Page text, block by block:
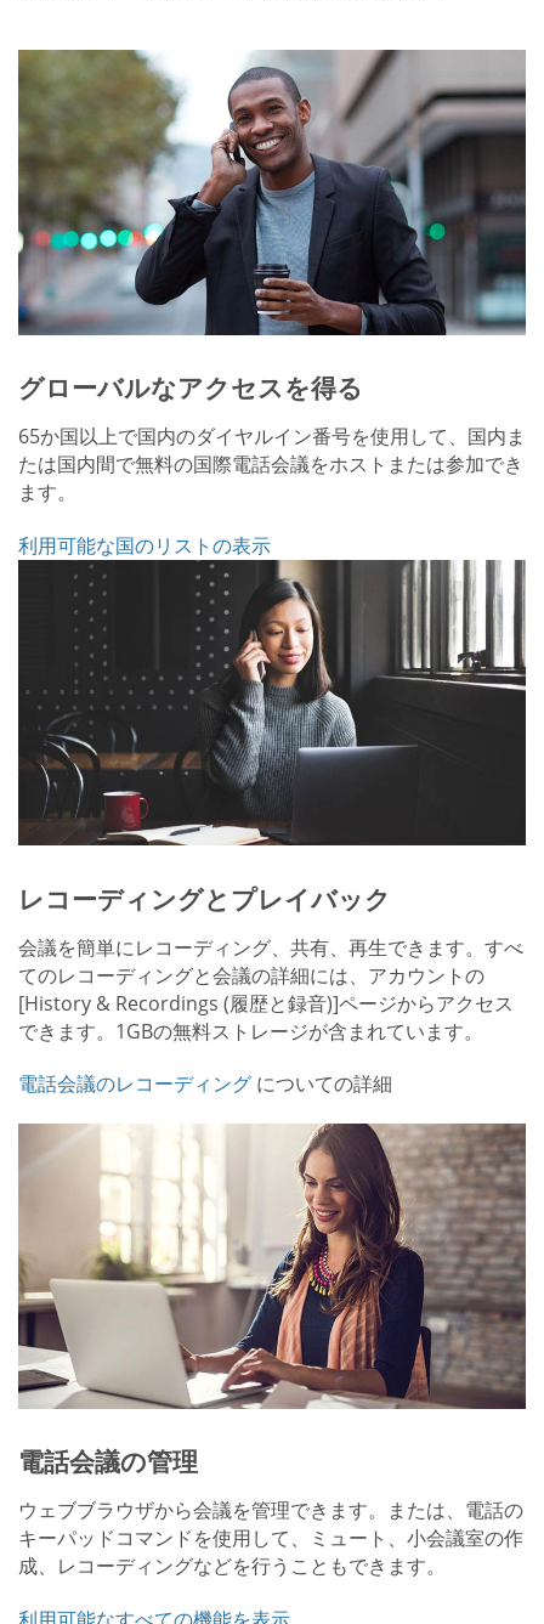
グローバルなアクセスを得る
65か国以上で国内のダイヤルイン番号を使用して、国内ま
たは国内間で無料の国際電話会議をホストまたは参加でき
ます。
利用可能な国のリストの表示
レコーディングとプレイバック
会議を簡単にレコーディング、共有、再生できます。すべ
てのレコーディングと会議の詳細には、アカウントの
[History & Recordings (履歴と録音)]ページからアクセス
できます。1GBの無料ストレージが含まれています。
電話会議のレコーディング についての詳細
電話会議の管理
ウェブブラウザから会議を管理できます。または、電話の
キーパッドコマンドを使用して、ミュート、小会議室の作
成、レコーディングなどを行うこともできます。